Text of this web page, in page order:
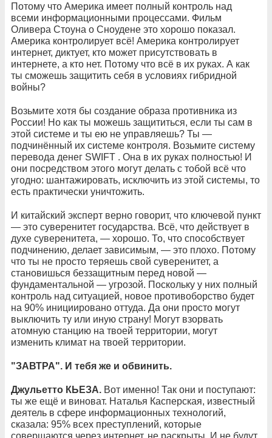
Потому что Америка имеет полный контроль над
всеми информационными процессами. Фильм
Оливера Стоуна о Сноудене это хорошо показал.
Америка контролирует всё! Америка контролирует
интернет, диктует, кто может присутствовать в
интернете, а кто нет. Потому что всё в их руках. А как
ты сможешь защитить себя в условиях гибридной
войны?
Возьмите хотя бы создание образа противника из
России! Но как ты можешь защититься, если ты сам в
этой системе и ты ею не управляешь? Ты —
подчинённый их системе контроля. Возьмите систему
перевода денег SWIFT . Она в их руках полностью! И
они посредством этого могут делать с тобой всё что
угодно: шантажировать, исключить из этой системы, то
есть практически уничтожить.
И китайский эксперт верно говорит, что ключевой пункт
— это суверенитет государства. Всё, что действует в
духе суверенитета, — хорошо. То, что способствует
подчинению, делает зависимым, — это плохо. Потому
что ты не просто теряешь свой суверенитет, а
становишься беззащитным перед новой —
фундаментальной — угрозой. Поскольку у них полный
контроль над ситуацией, новое противоборство будет
на 90% инициировано оттуда. Да они просто могут
выключить ту или иную страну! Могут взорвать
атомную станцию на твоей территории, могут
изменить климат на твоей территории.
"ЗАВТРА". И тебя же и обвинить.
Джульетто КЬЕЗА. Вот именно! Так они и поступают:
ты же ещё и виноват. Наталья Касперская, известный
деятель в сфере информационных технологий,
сказала: 95% всех преступлений, которые
совершаются через интернет, не раскрыты. И не будут